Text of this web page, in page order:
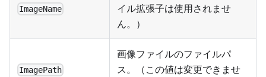
ImageName
イル拡張子は使用されませ
ん。）
ImagePath
画像ファイルのファイルパ
ス。（この値は変更できませ